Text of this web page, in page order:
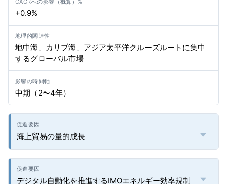
+0.9%
地中海、カリブ海、アジア太平洋クルーズルートに集中
するグローバル市場
中期（2〜4年）
海上貿易の量的成長
デジタル自動化を推進するIMOエネルギー効率規制